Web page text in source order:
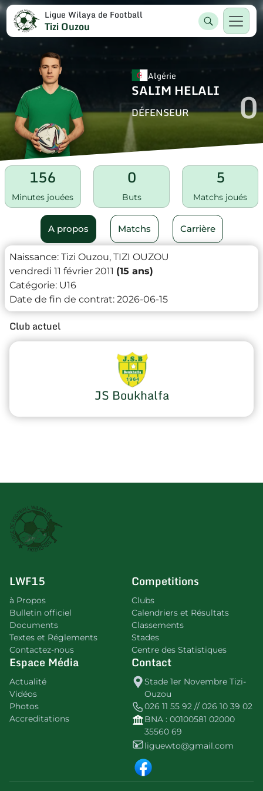
Ligue Wilaya de Football
Tizi Ouzou
Algérie
SALIM HELALI
DÉFENSEUR 0
156
Minutes jouées
0
Buts
5
Matchs joués
A propos Matchs Carrière
Naissance: Tizi Ouzou, TIZI OUZOU
vendredi 11 février 2011 (15 ans)
Catégorie: U16
Date de fin de contrat: 2026-06-15
Club actuel
JS Boukhalfa
LWF15
à Propos
Bulletin officiel
Documents
Textes et Réglements
Contactez-nous
Competitions
Clubs
Calendriers et Résultats
Classements
Stades
Centre des Statistiques
Espace Média
Actualité
Vidéos
Photos
Accreditations
Contact
Stade 1er Novembre Tizi-
Ouzou
026 11 55 92 // 026 10 39 02
BNA : 00100581 02000
35560 69
liguewto@gmail.com